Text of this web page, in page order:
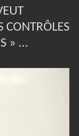
CONTRÔLES
» …